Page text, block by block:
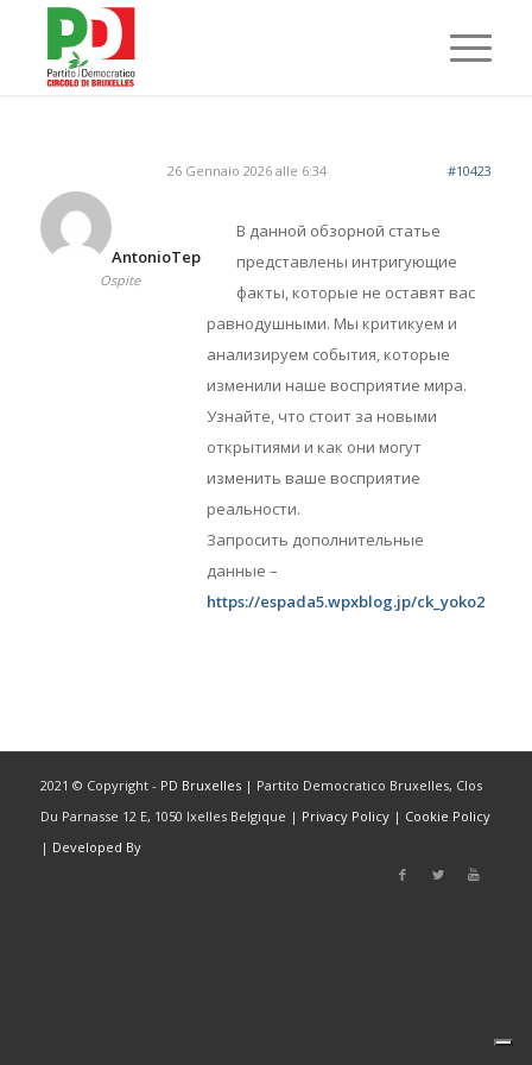
26 Gennaio 2026 alle 6:34 #10423
AntonioTep
Ospite
В данной обзорной статье
представлены интригующие
факты, которые не оставят вас
равнодушными. Мы критикуем и
анализируем события, которые
изменили наше восприятие мира.
Узнайте, что стоит за новыми
открытиями и как они могут
изменить ваше восприятие
реальности.
Запросить дополнительные
данные –
https://espada5.wpxblog.jp/ck_yoko2
2021 © Copyright - PD Bruxelles| Partito Democratico Bruxelles, Clos
Du Parnasse 12 E, 1050 Ixelles Belgique | Privacy Policy| Cookie Policy
| Developed By